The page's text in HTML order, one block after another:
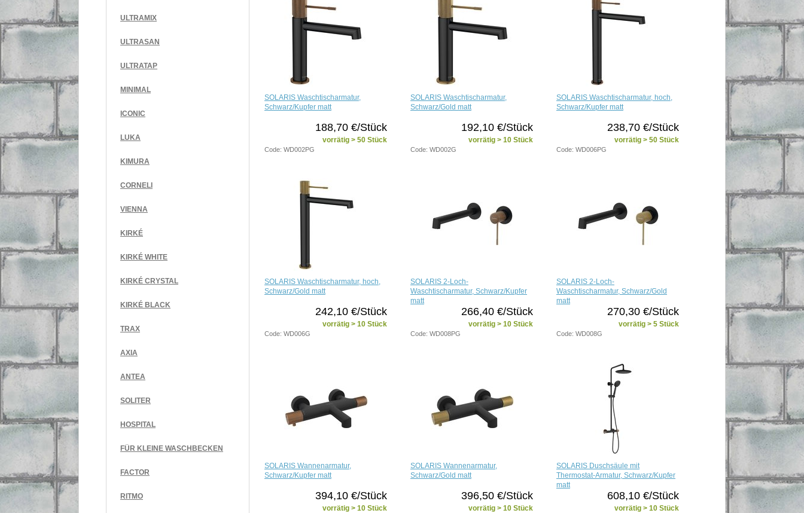
ULTRAMIX
ULTRASAN
ULTRATAP
MINIMAL
ICONIC
LUKA
KIMURA
CORNELI
VIENNA
KIRKÉ
KIRKÉ WHITE
KIRKÉ CRYSTAL
KIRKÉ BLACK
TRAX
AXIA
ANTEA
SOLITER
HOSPITAL
FÜR KLEINE WASCHBECKEN
FACTOR
RITMO
SOLARIS Waschtischarmatur,
Schwarz/Kupfer matt
188,70 €/Stück
vorrätig > 50 Stück
Code: WD002PG
SOLARIS Waschtischarmatur,
Schwarz/Gold matt
192,10 €/Stück
vorrätig > 10 Stück
Code: WD002G
SOLARIS Waschtischarmatur, hoch,
Schwarz/Kupfer matt
238,70 €/Stück
vorrätig > 50 Stück
Code: WD006PG
SOLARIS Waschtischarmatur, hoch,
Schwarz/Gold matt
242,10 €/Stück
vorrätig > 10 Stück
Code: WD006G
SOLARIS 2-Loch-
Waschtischarmatur, Schwarz/Kupfer
matt
266,40 €/Stück
vorrätig > 10 Stück
Code: WD008PG
SOLARIS 2-Loch-
Waschtischarmatur, Schwarz/Gold
matt
270,30 €/Stück
vorrätig > 5 Stück
Code: WD008G
SOLARIS Wannenarmatur,
Schwarz/Kupfer matt
394,10 €/Stück
vorrätig > 10 Stück
SOLARIS Wannenarmatur,
Schwarz/Gold matt
396,50 €/Stück
vorrätig > 10 Stück
SOLARIS Duschsäule mit
Thermostat-Armatur, Schwarz/Kupfer
matt
608,10 €/Stück
vorrätig > 10 Stück